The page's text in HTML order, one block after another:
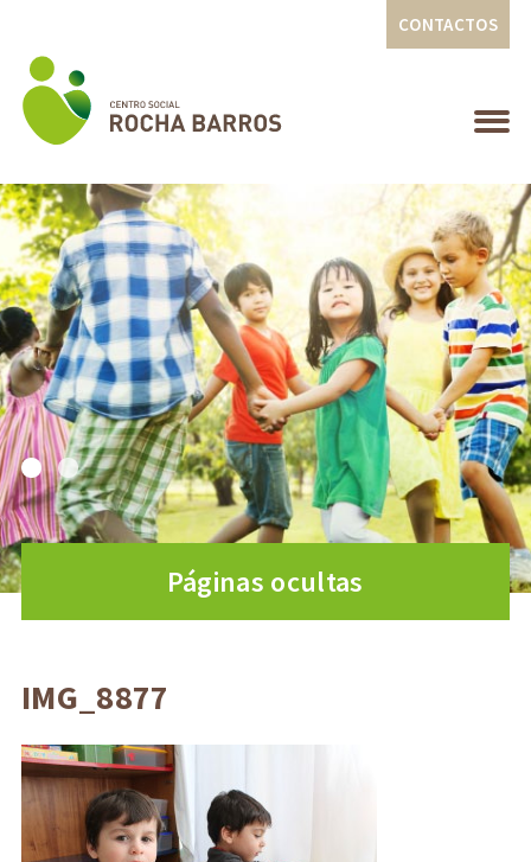
CONTACTOS
Páginas ocultas
IMG_8877